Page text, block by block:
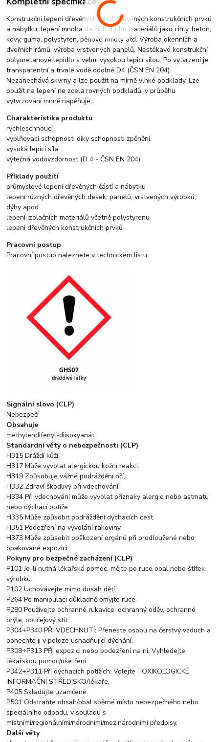
Konstrukční lepení dřevěných částí, dřevěných konstrukčních prvků
a nábytku, lepení mnoha dalších druhů materiálů jako cihly, beton,
kovy, guma, polystyren, pěnové hmoty atd. Výroba okenních a
dveřních rámů, výroba vrstvených panelů. Nestékavé konstrukční
polyuretanové lepidlo s velmi vysokou lepicí silou. Po vytvrzení je
transparentní a trvale vodě odolné D4 (ČSN EN 204).
Nezanechává skvrny a lze použít na mírně vlhké podklady. Lze
použít na lepení ne zcela rovných podkladů, v průběhu
vytvrzování mírně napěňuje.
Charakteristika produktu
rychleschnoucí
vyplňovací schopnosti díky schopnosti zpěnění
vysoká lepící síla
výtečná vodovzdornost (D 4 - ČSN EN 204)
Příklady použití
průmyslové lepení dřevěných částí a nábytku
lepení různých dřevěných desek, panelů, vrstvených výrobků,
dýhy apod.
lepení izolačních materiálů včetně polystyrenu
lepení dřevěných konstrukčních prvků
Pracovní postup
Pracovní postup naleznete v technickém listu
Signální slovo (CLP)
Nebezpečí
Obsahuje
methylendifenyl-diisokyanát
Standardní věty o nebezpečnosti (CLP)
H315 Dráždí kůži.
H317 Může vyvolat alergickou kožní reakci.
H319 Způsobuje vážné podráždění očí.
H332 Zdraví škodlivý při vdechování.
H334 Při vdechování může vyvolat příznaky alergie nebo astmatu
nebo dýchací potíže.
H335 Může způsobit podráždění dýchacích cest.
H351 Podezření na vyvolání rakoviny.
H373 Může způsobit poškození orgánů při prodloužené nebo
opakované expozici.
Pokyny pro bezpečné zacházení (CLP)
P101 Je-li nutná lékařská pomoc, mějte po ruce obal nebo štítek
výrobku.
P102 Uchovávejte mimo dosah dětí.
P264 Po manipulaci důkladně omyjte ruce.
P280 Používejte ochranné rukavice, ochranný oděv, ochranné
brýle, obličejový štít.
P304+P340 PŘI VDECHNUTÍ: Přeneste osobu na čerstvý vzduch a
ponechte ji v poloze usnadňující dýchání.
P308+P313 PŘI expozici nebo podezření na ni: Vyhledejte
lékařskou pomoc/ošetření.
P342+P311 Při dýchacích potížích: Volejte TOXIKOLOGICKÉ
INFORMAČNÍ STŘEDISKO/lékaře.
P405 Skladujte uzamčené.
P501 Odstraňte obsah/obal sběrné místo nebezpečného nebo
speciálního odpadu, v souladu s
místními/regionálními/národními/mezinárodními předpisy.
Další věty